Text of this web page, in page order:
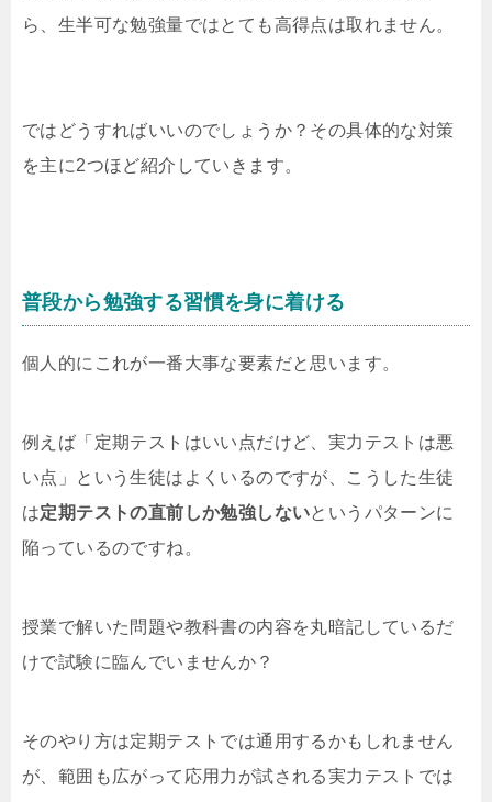
ら、生半可な勉強量ではとても高得点は取れません。
ではどうすればいいのでしょうか？その具体的な対策
を主に2つほど紹介していきます。
普段から勉強する習慣を身に着ける
個人的にこれが一番大事な要素だと思います。
例えば「定期テストはいい点だけど、実力テストは悪
い点」という生徒はよくいるのですが、こうした生徒
は定期テストの直前しか勉強しないというパターンに
陥っているのですね。
授業で解いた問題や教科書の内容を丸暗記しているだ
けで試験に臨んでいませんか？
そのやり方は定期テストでは通用するかもしれません
が、範囲も広がって応用力が試される実力テストでは